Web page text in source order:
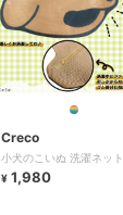
Creco
小犬のこいぬ 洗濯ネット
¥ 1,980